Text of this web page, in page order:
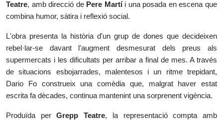
Teatre, amb direcció de Pere Martíi una posada en escena que
combina humor, sàtira i reflexió social.
L'obra presenta la història d'un grup de dones que decideixen
rebel·lar-se davant l'augment desmesurat dels preus als
supermercats i les dificultats per arribar a final de mes. A través
de situacions esbojarrades, malentesos i un ritme trepidant,
Dario Fo construeix una comèdia que, malgrat haver estat
escrita fa dècades, continua mantenint una sorprenent vigència.
Produïda perGrepp Teatre, la representació compta amb